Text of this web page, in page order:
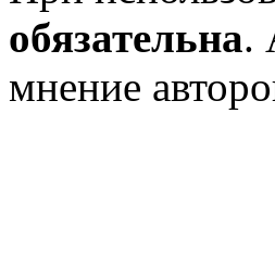
обязательна.
мнение